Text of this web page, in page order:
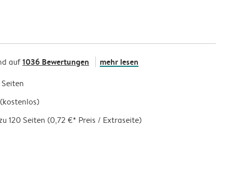
auf1036 Bewertungen mehr lesen
120 Seiten (0,72 €* Preis / Extraseite)